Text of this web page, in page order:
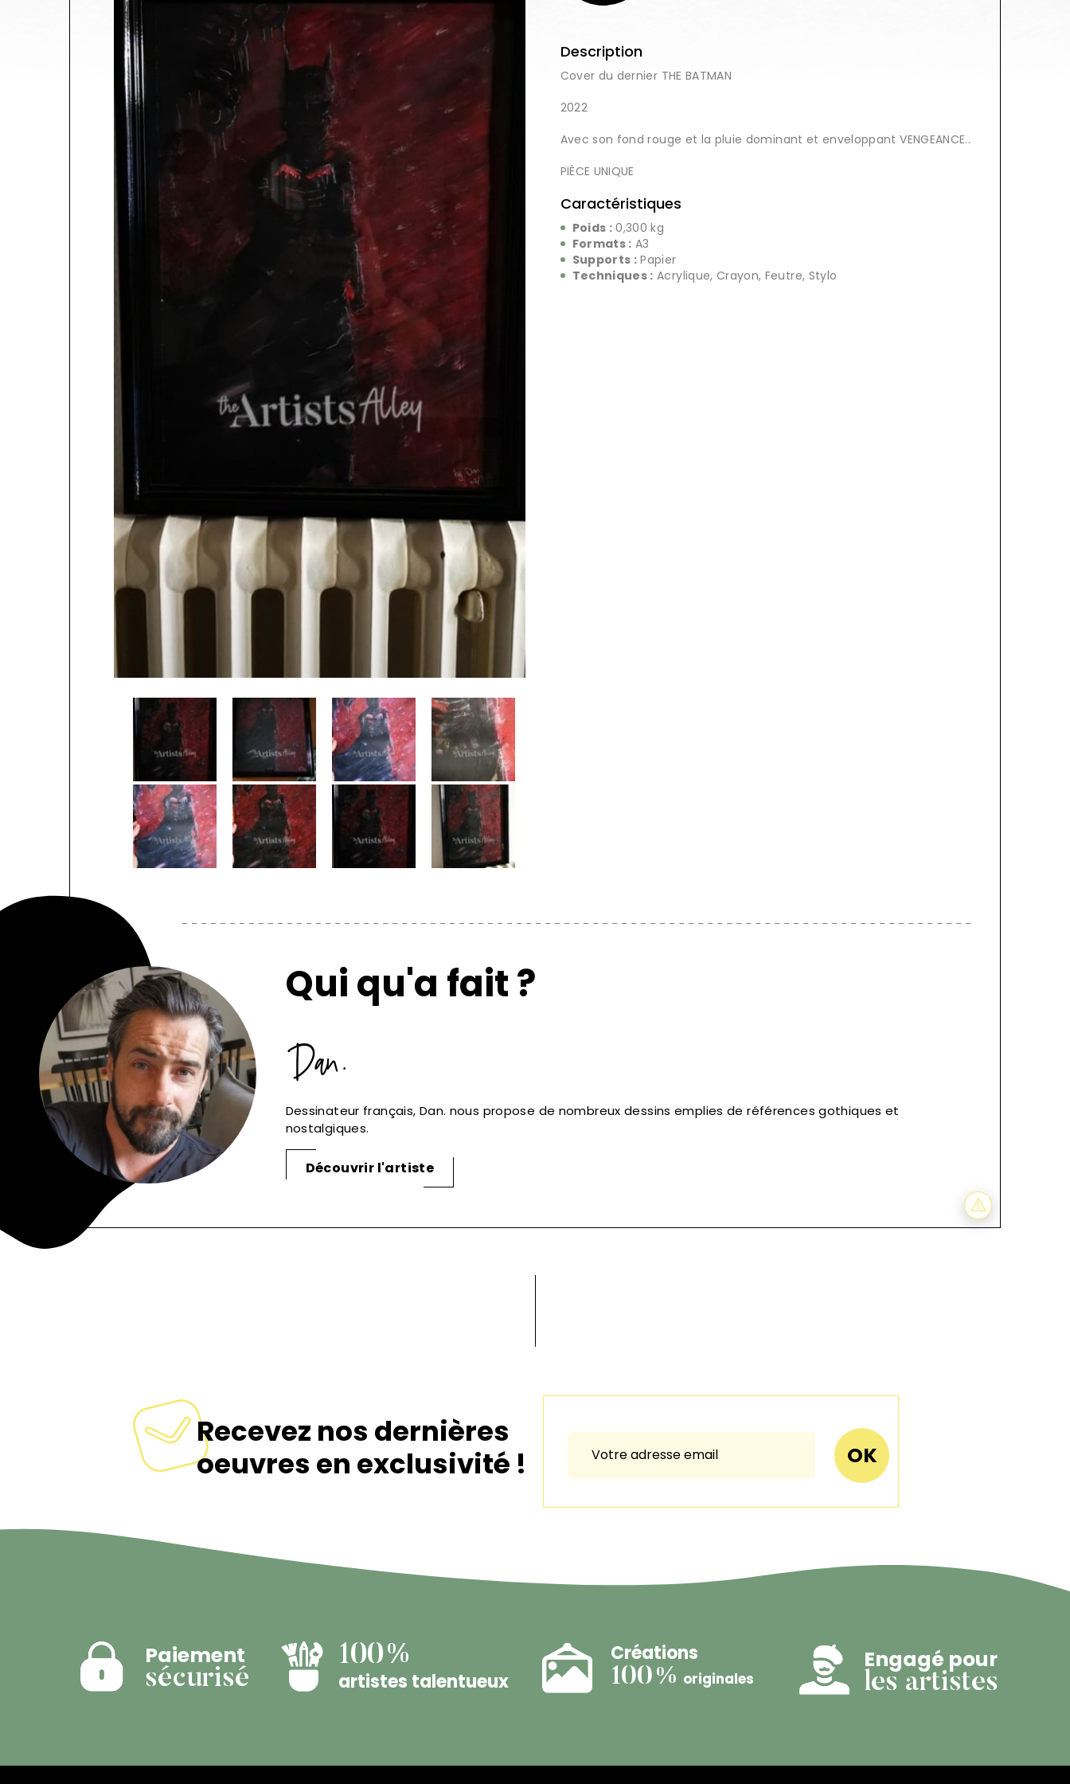
Description
Cover du dernier THE BATMAN
2022
Avec son fond rouge et la pluie dominant et enveloppant VENGEANCE..
PIÈCE UNIQUE
Caractéristiques
Poids : 0,300 kg
Formats : A3
Supports : Papier
Techniques : Acrylique, Crayon, Feutre, Stylo
Qui qu'a fait ?
Dan.
Dessinateur français, Dan. nous propose de nombreux dessins emplies de références gothiques et
nostalgiques.
Découvrir l'artiste
Recevez nos dernières
oeuvres en exclusivité !
Paiement
sécurisé
100%
artistes talentueux
Créations
100% originales
Engagé pour
les artistes